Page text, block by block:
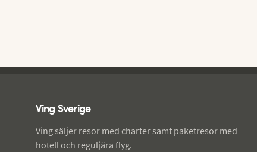
Ving Sverige
Ving säljer resor med charter samt paketresor med
hotell och reguljära flyg.